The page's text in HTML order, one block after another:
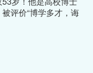
评价“博学多才，诲